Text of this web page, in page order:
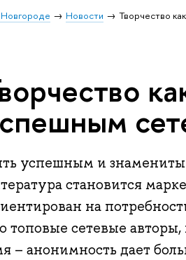
Новости Творчество
успешным и
становится
на
топовые сетевые
– анонимность дает